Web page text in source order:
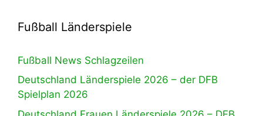
Fußball Länderspiele
Fußball News Schlagzeilen
Deutschland Länderspiele 2026 – der DFB
Spielplan 2026